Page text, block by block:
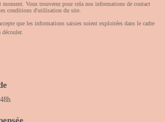
moment. Vous trouverez pour cela nos informations de contact
conditions d'utilisation du site.
que les informations saisies soient exploitées dans le cadre